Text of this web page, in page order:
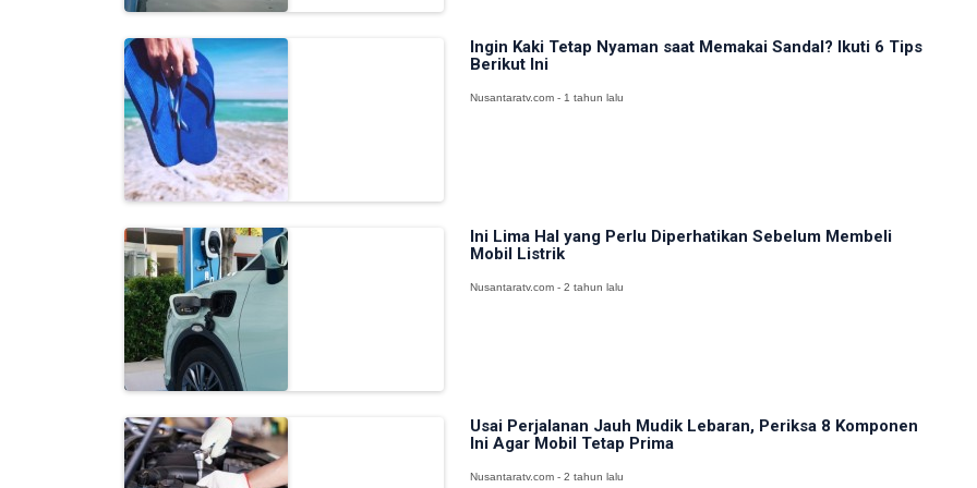
Ingin Kaki Tetap Nyaman saat Memakai Sandal? Ikuti 6 Tips
Berikut Ini
Nusantaratv.com - 1 tahun lalu
Ini Lima Hal yang Perlu Diperhatikan Sebelum Membeli
Mobil Listrik
Nusantaratv.com - 2 tahun lalu
Usai Perjalanan Jauh Mudik Lebaran, Periksa 8 Komponen
Ini Agar Mobil Tetap Prima
Nusantaratv.com - 2 tahun lalu